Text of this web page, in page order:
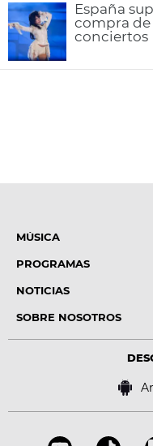
España
compra
conciertos
MÚSICA
PROGRAMAS
NOTICIAS
SOBRE NOSOTROS